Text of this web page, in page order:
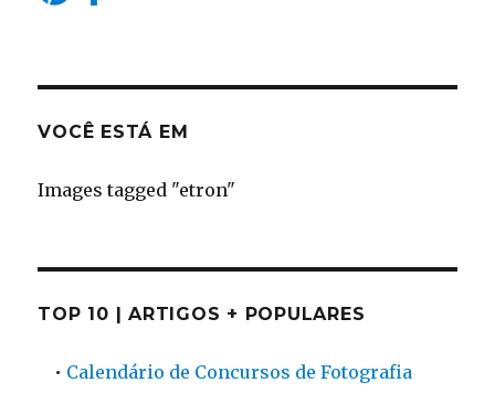
VOCÊ ESTÁ EM
Images tagged "etron"
TOP 10 | ARTIGOS + POPULARES
• Calendário de Concursos de Fotografia